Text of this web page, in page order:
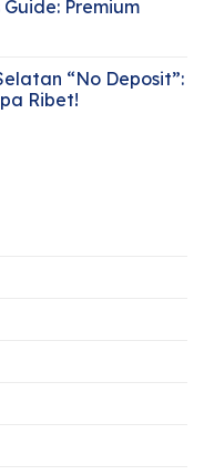
Premium
“No Deposit”:
Ribet!